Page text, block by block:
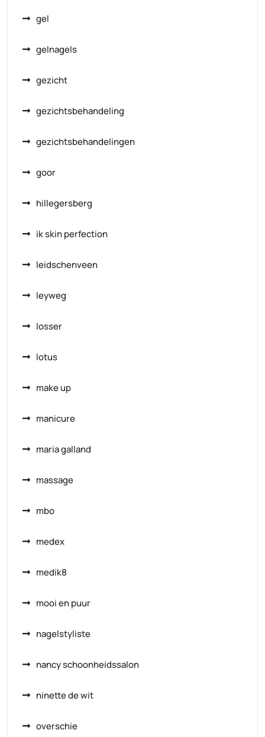
gel
gelnagels
gezicht
gezichtsbehandeling
gezichtsbehandelingen
goor
hillegersberg
ik skin perfection
leidschenveen
leyweg
losser
lotus
make up
manicure
maria galland
massage
mbo
medex
medik8
mooi en puur
nagelstyliste
nancy schoonheidssalon
ninette de wit
overschie